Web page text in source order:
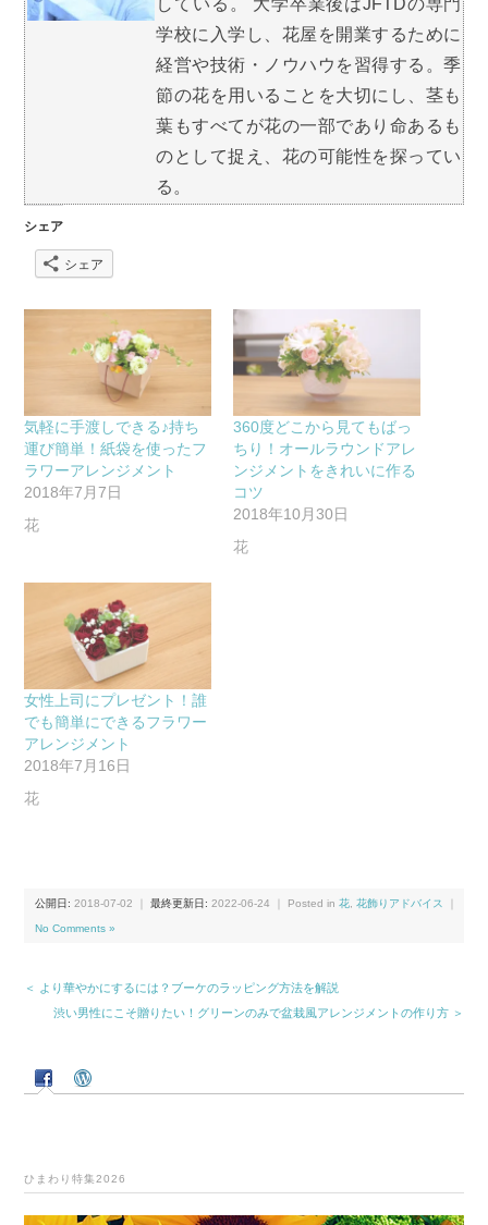
学校に入学し、花屋を開業するために
経営や技術・ノウハウを習得する。季
節の花を用いることを大切にし、茎も
葉もすべてが花の一部であり命あるも
のとして捉え、花の可能性を探ってい
る。
シェア
シェア
気軽に手渡しできる♪持ち
運び簡単！紙袋を使ったフ
ラワーアレンジメント
2018年7月7日
花
360度どこから見てもばっ
ちり！オールラウンドアレ
ンジメントをきれいに作る
コツ
2018年10月30日
花
女性上司にプレゼント！誰
でも簡単にできるフラワー
アレンジメント
2018年7月16日
花
公開日:2018-07-02 ｜最終更新日:2022-06-24 ｜ Posted in花 ,花飾りアドバイス
No Comments »
＜ より華やかにするには？ブーケのラッピング方法を解説
渋い男性にこそ贈りたい！グリーンのみで盆栽風アレンジメントの作り方 ＞
ひまわり特集2026